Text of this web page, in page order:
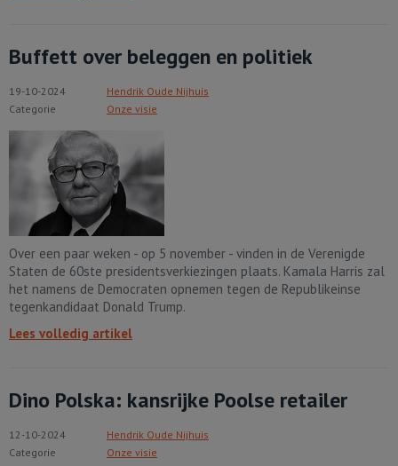
Buffett over beleggen en politiek
19-10-2024
Hendrik Oude Nijhuis
Categorie
Onze visie
Over een paar weken - op 5 november - vinden in de Verenigde
Staten de 60ste presidentsverkiezingen plaats. Kamala Harris zal
het namens de Democraten opnemen tegen de Republikeinse
tegenkandidaat Donald Trump.
Lees volledig artikel
Dino Polska: kansrijke Poolse retailer
12-10-2024
Hendrik Oude Nijhuis
Categorie
Onze visie